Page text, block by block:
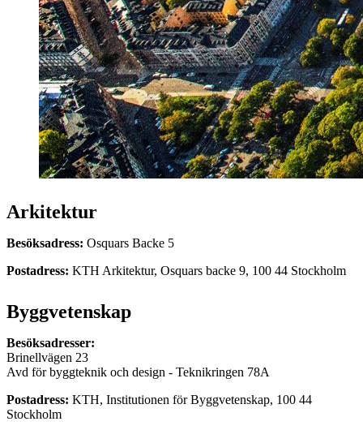
Arkitektur
Besöksadress: Osquars Backe 5
Postadress: KTH Arkitektur, Osquars backe 9, 100 44 Stockholm
Byggvetenskap
Besöksadresser:
Brinellvägen 23
Avd för byggteknik och design - Teknikringen 78A
Postadress: KTH, Institutionen för Byggvetenskap, 100 44
Stockholm